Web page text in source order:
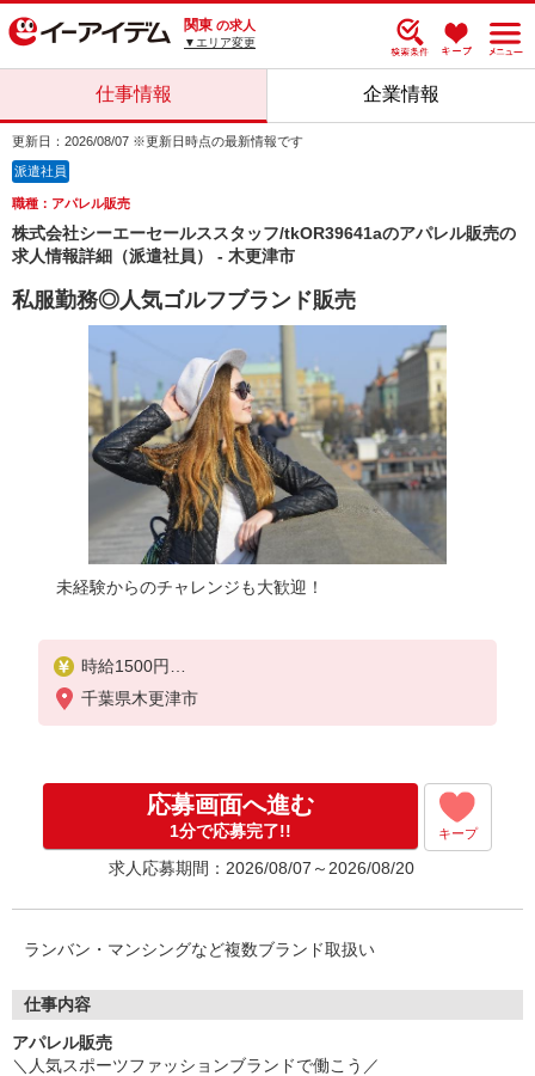
関東 の求人
▼エリア変更
仕事情報 企業情報
更新日：2026/08/07 ※更新日時点の最新情報です
派遣社員
職種：アパレル販売
株式会社シーエーセールススタッフ/tkOR39641aのアパレル販売の
求人情報詳細（派遣社員） - 木更津市
私服勤務◎人気ゴルフブランド販売
未経験からのチャレンジも大歓迎！
時給1500円
【時給】1,500円【月収例】1,500円×8時間×22日＝2
千葉県木更津市
応募画面へ進む
1分で応募完了!! キープ
求人応募期間：2026/08/07～2026/08/20
ランバン・マンシングなど複数ブランド取扱い
仕事内容
アパレル販売
＼人気スポーツファッションブランドで働こう／